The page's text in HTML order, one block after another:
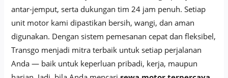
antar-jemput, serta dukungan tim 24 jam penuh. Setiap
unit motor kami dipastikan bersih, wangi, dan aman
digunakan. Dengan sistem pemesanan cepat dan fleksibel,
Transgo menjadi mitra terbaik untuk setiap perjalanan
Anda — baik untuk keperluan pribadi, kerja, maupun